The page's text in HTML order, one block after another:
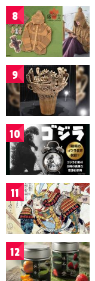
8
9
10
11
12